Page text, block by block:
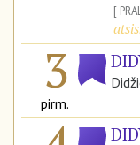
3
pirm.